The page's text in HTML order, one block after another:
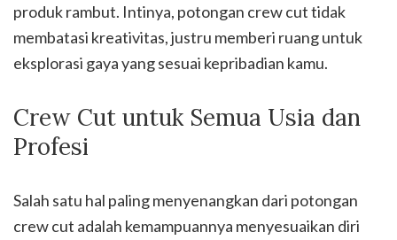
produk rambut. Intinya, potongan crew cut tidak
membatasi kreativitas, justru memberi ruang untuk
eksplorasi gaya yang sesuai kepribadian kamu.
Crew Cut untuk Semua Usia dan
Profesi
Salah satu hal paling menyenangkan dari potongan
crew cut adalah kemampuannya menyesuaikan diri